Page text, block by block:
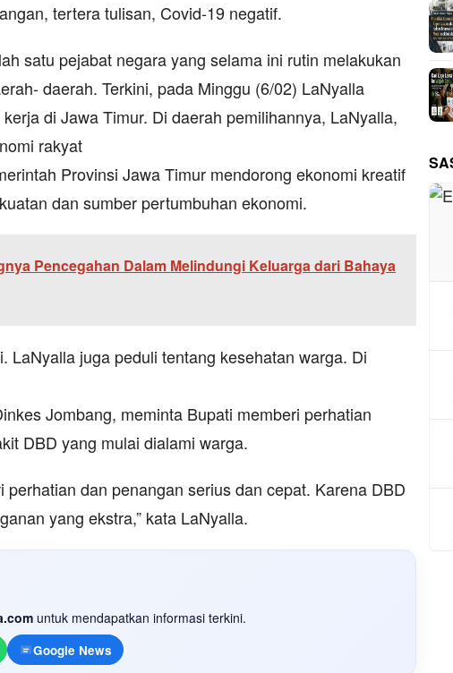
tertera tulisan, Covid-19 negatif.
satu pejabat negara yang selama ini rutin melakukan
daerah. Terkini, pada Minggu (6/02) LaNyalla
di Jawa Timur. Di daerah pemilihannya, LaNyalla,
rakyat
Provinsi Jawa Timur mendorong ekonomi kreatif
dan sumber pertumbuhan ekonomi.
Pencegahan Dalam Melindungi Keluarga dari Bahaya
LaNyalla juga peduli tentang kesehatan warga. Di
Jombang, meminta Bupati memberi perhatian
DBD yang mulai dialami warga.
perhatian dan penangan serius dan cepat. Karena DBD
yang ekstra,” kata LaNyalla.
untuk mendapatkan informasi terkini.
Google News